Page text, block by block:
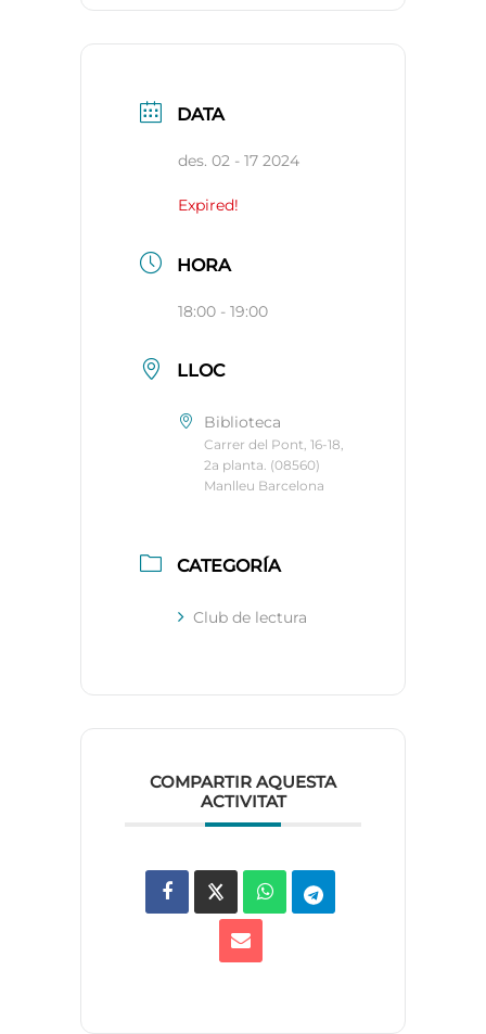
DATA
des. 02 - 17 2024
Expired!
HORA
18:00 - 19:00
LLOC
Biblioteca
Carrer del Pont, 16-18,
2a planta. (08560)
Manlleu Barcelona
CATEGORÍA
Club de lectura
COMPARTIR AQUESTA
ACTIVITAT